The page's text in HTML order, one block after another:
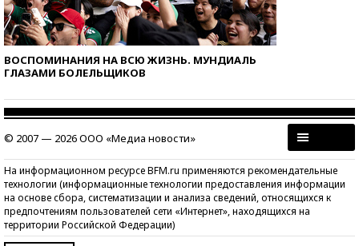
ВОСПОМИНАНИЯ НА ВСЮ ЖИЗНЬ. МУНДИАЛЬ
ГЛАЗАМИ БОЛЕЛЬЩИКОВ
© 2007 — 2026 ООО «Медиа новости»
На информационном ресурсе BFM.ru применяются рекомендательные
технологии (информационные технологии предоставления информации
на основе сбора, систематизации и анализа сведений, относящихся к
предпочтениям пользователей сети «Интернет», находящихся на
территории Российской Федерации)